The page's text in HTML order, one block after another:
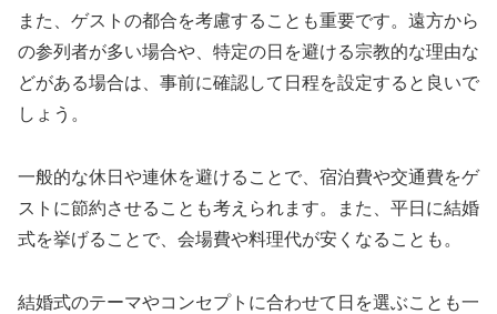
また、ゲストの都合を考慮することも重要です。遠方から
の参列者が多い場合や、特定の日を避ける宗教的な理由な
どがある場合は、事前に確認して日程を設定すると良いで
しょう。
一般的な休日や連休を避けることで、宿泊費や交通費をゲ
ストに節約させることも考えられます。また、平日に結婚
式を挙げることで、会場費や料理代が安くなることも。
結婚式のテーマやコンセプトに合わせて日を選ぶことも一